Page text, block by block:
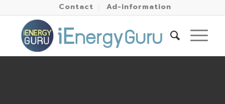
Contact Ad-information